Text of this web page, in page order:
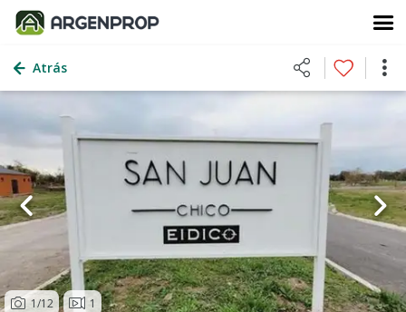
Atrás
1/12 1